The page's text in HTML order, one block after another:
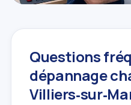
Questions
dépannage